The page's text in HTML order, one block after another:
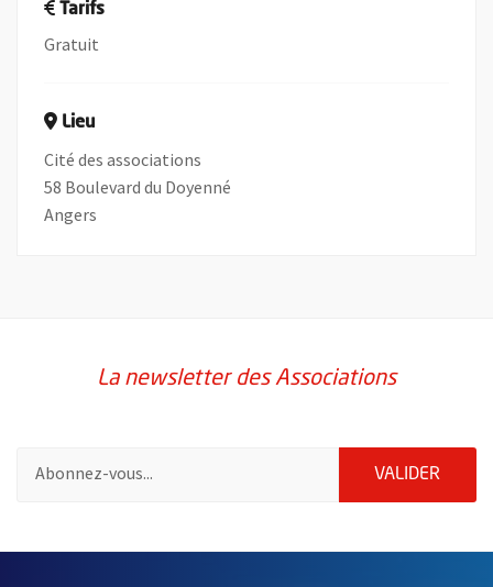
Tarifs
Gratuit
Lieu
Cité des associations
58 Boulevard du Doyenné
Angers
La newsletter des Associations
VALIDER